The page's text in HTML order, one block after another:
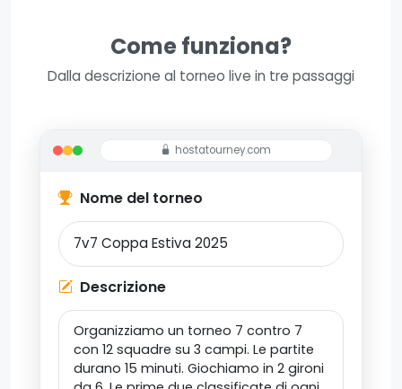
Come funziona?
Dalla descrizione al torneo live in tre passaggi
hostatourney.com
Nome del torneo
Descrizione